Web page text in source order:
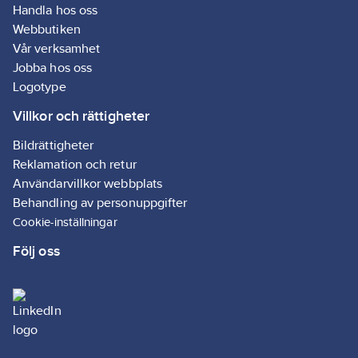
överblick över
värdefulla
användningsdata
som status för
plats, drifttid,
Handla hos oss
Webbutiken
Vår verksamhet
Jobba hos oss
Logotype
Villkor och rättigheter
Bildrättigheter
Reklamation och retur
Användarvillkor webbplats
Behandling av personuppgifter
Cookie-inställningar
Följ oss